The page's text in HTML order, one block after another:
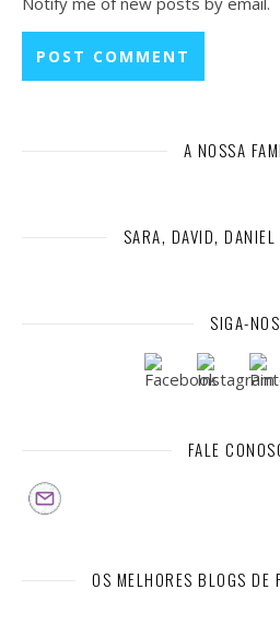
A NOSSA
SARA, DAVID,
SIGA-NOS
FALE
OS MELHORES BLOGS